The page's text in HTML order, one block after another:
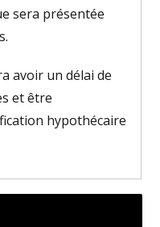
sera présentée
avoir un délai de
et être
hypothécaire